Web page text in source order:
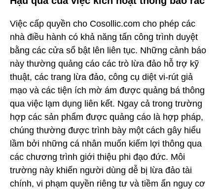
Việc cấp quyền cho Cosollic.com cho phép các
nhà điều hành có khả năng tấn công trình duyệt
bằng các cửa sổ bật lên liên tục. Những cảnh báo
này thường quảng cáo các trò lừa đảo hỗ trợ kỹ
thuật, các trang lừa đảo, công cụ diệt vi-rút giả
mạo và các tiện ích mờ ám được quảng bá thông
qua việc lạm dụng liên kết. Ngay cả trong trường
hợp các sản phẩm được quảng cáo là hợp pháp,
chúng thường được trình bày một cách gây hiểu
lầm bởi những cá nhân muốn kiếm lợi thông qua
các chương trình giới thiệu phi đạo đức. Môi
trường này khiến người dùng dễ bị lừa đảo tài
chính, vi phạm quyền riêng tư và tiềm ẩn nguy cơ